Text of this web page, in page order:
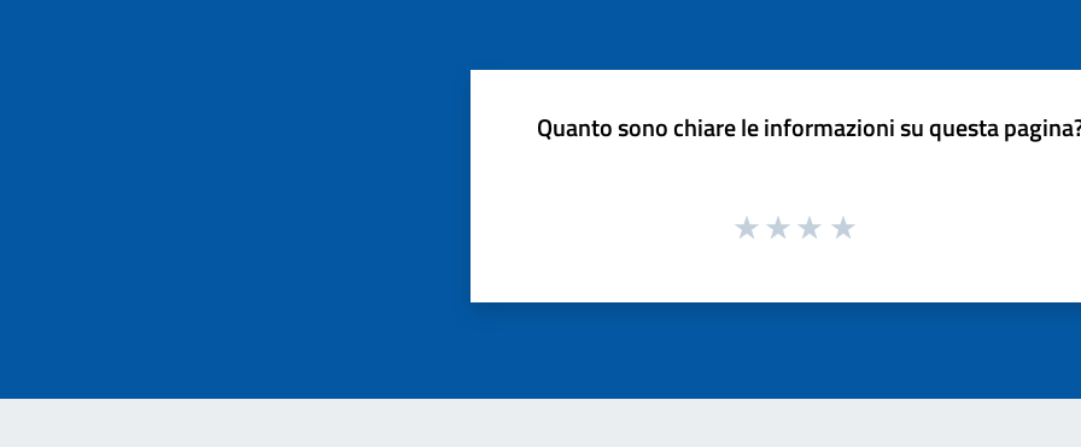
Quanto sono chiare le informazioni su questa